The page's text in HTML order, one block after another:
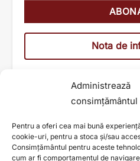
Administrează
consimțământul
Pentru a oferi cea mai bună
cookie-uri, pentru a stoca și/sau
Consimțământul pentru aceste
cum ar fi comportamentul de
Nota de